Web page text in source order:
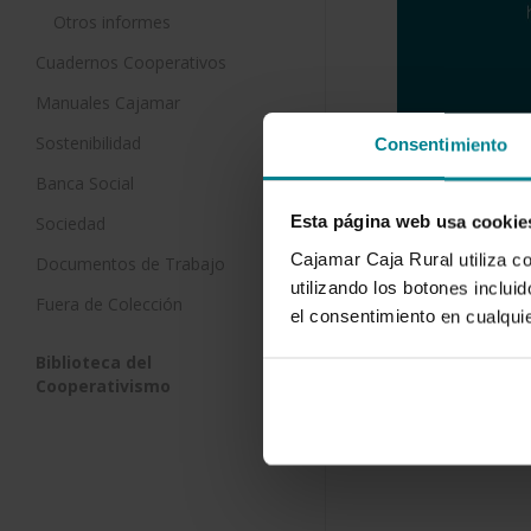
Consentimiento
Esta página web usa
Cajamar Caja Rural utiliza
utilizando los botones
el consentimiento en
Otros informes
Cuadernos Cooperativos
Manuales Cajamar
Sostenibilidad
Banca Social
Sociedad
Documentos de Trabajo
Fuera de Colección
Biblioteca del
Cooperativismo
Descargar